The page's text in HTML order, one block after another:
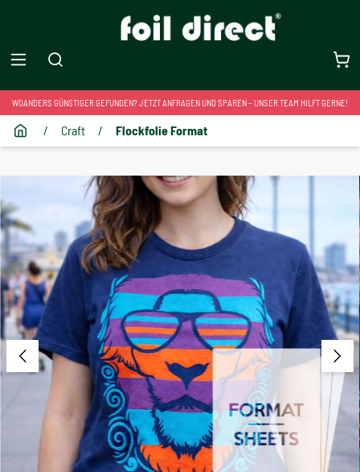
WOANDERS GÜNSTIGER GEFUNDEN? JETZT ANFRAGEN UND SPAREN – UNSER TEAM HILFT GERNE!
/ Craft / Flockfolie Format